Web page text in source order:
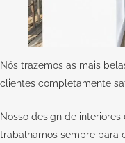
Nós trazemos as mais
clientes completamente
Nosso design de
trabalhamos sempre para